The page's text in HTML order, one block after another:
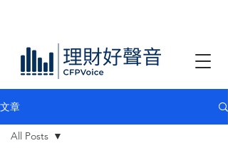
文章
All Posts